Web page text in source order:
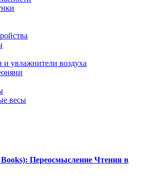
и увлажнители воздуха
весы
Переосмысление Чтения в